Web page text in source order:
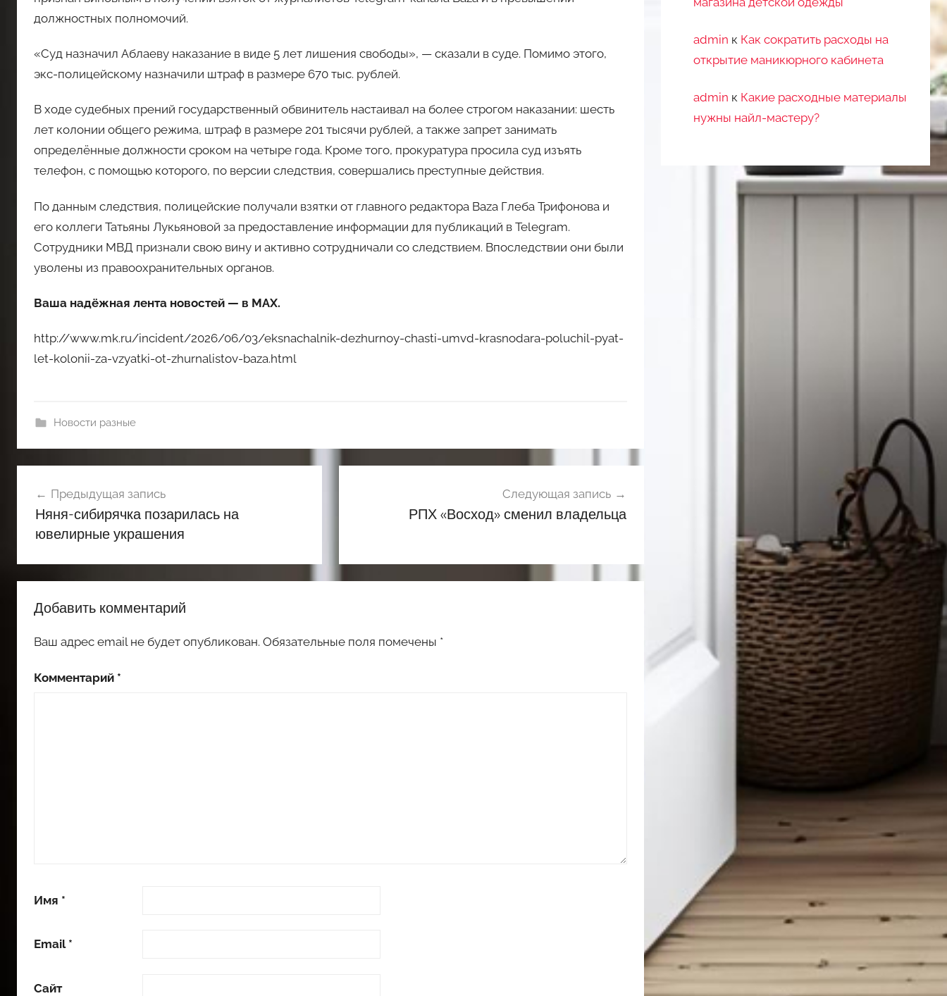
должностных полномочий.
«Суд назначил Аблаеву наказание в виде 5 лет лишения свободы», — сказали в суде. Помимо этого,
экс-полицейскому назначили штраф в размере 670 тыс. рублей.
В ходе судебных прений государственный обвинитель настаивал на более строгом наказании: шесть
лет колонии общего режима, штраф в размере 201 тысячи рублей, а также запрет занимать
определённые должности сроком на четыре года. Кроме того, прокуратура просила суд изъять
телефон, с помощью которого, по версии следствия, совершались преступные действия.
По данным следствия, полицейские получали взятки от главного редактора Baza Глеба Трифонова и
его коллеги Татьяны Лукьяновой за предоставление информации для публикаций в Telegram.
Сотрудники МВД признали свою вину и активно сотрудничали со следствием. Впоследствии они были
уволены из правоохранительных органов.
Ваша надёжная лента новостей — в MAX.
http://www.mk.ru/incident/2026/06/03/eksnachalnik-dezhurnoy-chasti-umvd-krasnodara-poluchil-pyat-
let-kolonii-za-vzyatki-ot-zhurnalistov-baza.html
Новости разные
по
записям
Предыдущая запись
Няня-сибирячка позарилась на
ювелирные украшения
Следующая запись
РПХ «Восход» сменил владельца
Добавить комментарий
Ваш адрес email не будет опубликован. Обязательные поля помечены *
Комментарий *
Имя *
Email *
Сайт
admin к Как сократить расходы на
открытие маникюрного кабинета
admin к Какие расходные материалы
нужны найл-мастеру?